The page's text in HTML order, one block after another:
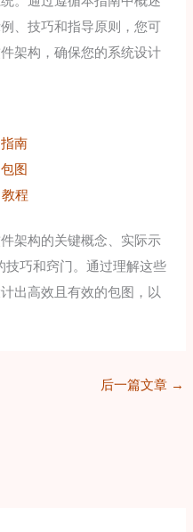
、技巧和指导原则，您可
架构，确保您的系统设计
南
图
程
架构的关键概念、实际示
巧和窍门。通过理解这些
出高效且有效的包图，以
后一篇文章 →